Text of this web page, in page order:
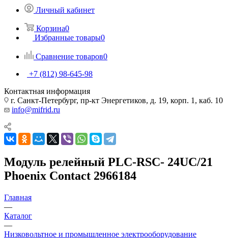
Личный кабинет
Корзина0
Избранные товары0
Сравнение товаров0
+7 (812) 98-645-98
Контактная информация
г. Санкт-Петербург, пр-кт Энергетиков, д. 19, корп. 1, каб. 10
info@mifrid.ru
Модуль релейный PLC-RSC- 24UC/21
Phoenix Contact 2966184
Главная
—
Каталог
—
Низковольтное и промышленное электрооборудование